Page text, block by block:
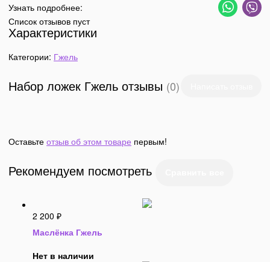
Узнать подробнее:
Список отзывов пуст
Характеристики
Категории: Гжель
Набор ложек Гжель отзывы (0)
Оставьте отзыв об этом товаре первым!
Рекомендуем посмотреть
2 200 ₽
Маслёнка Гжель
Нет в наличии